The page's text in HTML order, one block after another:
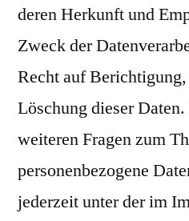
deren Herkunft und
Zweck der
Recht auf
Löschung dieser
weiteren Fragen zum
personenbezogene
jederzeit unter der im